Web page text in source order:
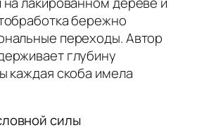
бережно
переходы. Автор
глубину
каждая скоба имела
силы